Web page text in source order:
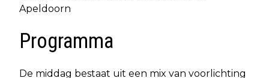
Apeldoorn
Programma
De middag bestaat uit een mix van voorlichting